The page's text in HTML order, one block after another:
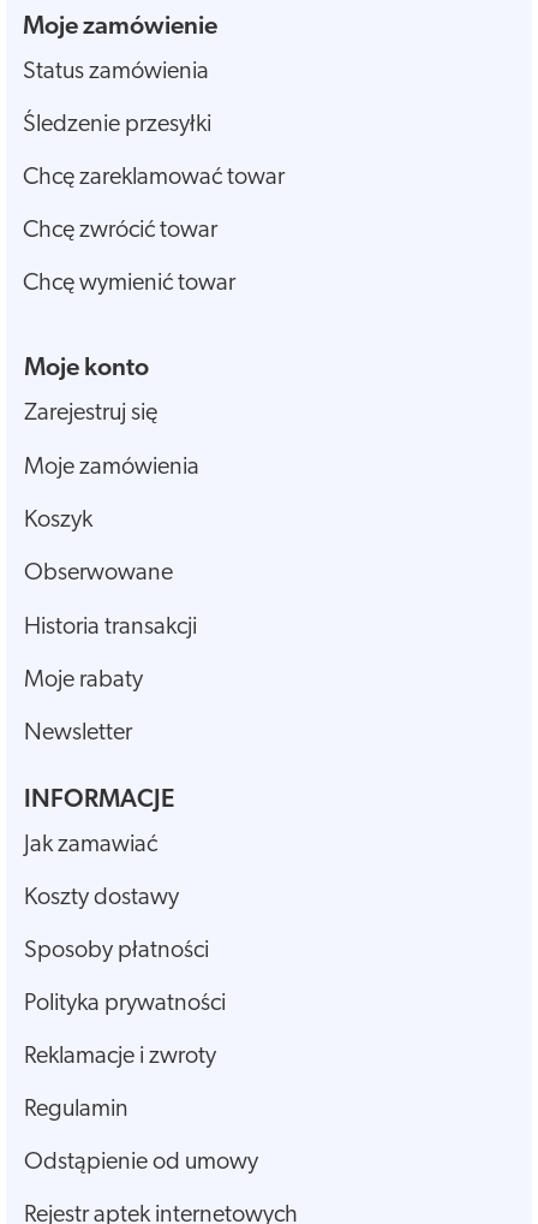
Moje zamówienie
Status zamówienia
Śledzenie przesyłki
Chcę zareklamować towar
Chcę zwrócić towar
Chcę wymienić towar
Moje konto
Zarejestruj się
Moje zamówienia
Koszyk
Obserwowane
Historia transakcji
Moje rabaty
Newsletter
INFORMACJE
Jak zamawiać
Koszty dostawy
Sposoby płatności
Polityka prywatności
Reklamacje i zwroty
Regulamin
Odstąpienie od umowy
Rejestr aptek internetowych